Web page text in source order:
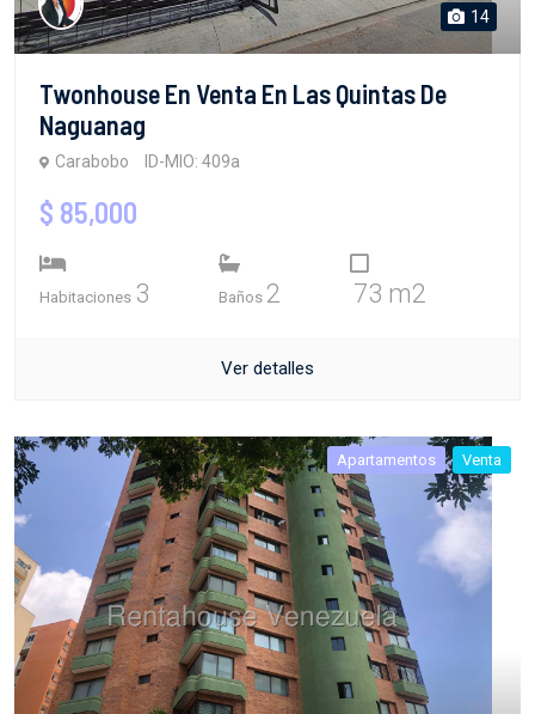
14
Twonhouse En Venta En Las Quintas De
Naguanag
Carabobo ID-MIO: 409a
$ 85,000
Habitaciones 3 Baños 2 73 m2
Ver detalles
Apartamentos Venta